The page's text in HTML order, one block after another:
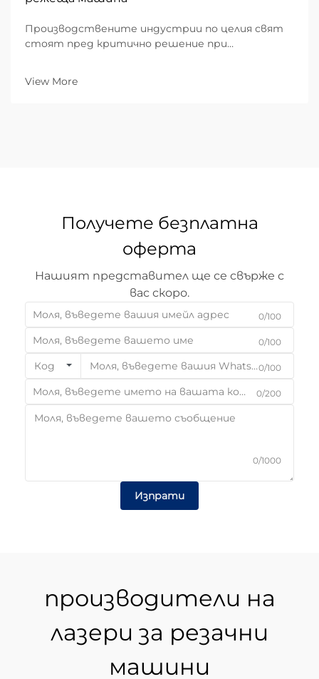
Производствените индустрии по целия свят
стоят пред критично решение при
машини и традиционните CO₂ лазерни
View More
Получете безплатна
оферта
Нашият представител ще се свърже с
вас скоро.
0/100
0/100
Код 0/100
0/200
0/1000
Изпрати
производители на
лазери за резачни
машини